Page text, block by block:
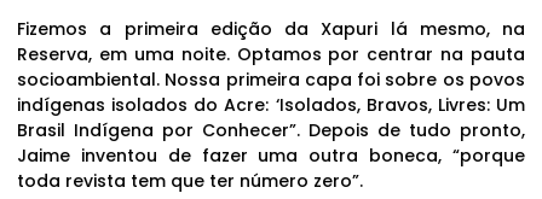
Fizemos a primeira edição da Xapuri lá mesmo, na
Reserva, em uma noite. Optamos por centrar na pauta
socioambiental. Nossa primeira capa foi sobre os povos
indígenas isolados do Acre: ‘Isolados, Bravos, Livres: Um
Brasil Indígena por Conhecer”. Depois de tudo pronto,
Jaime inventou de fazer uma outra boneca, “porque
toda revista tem que ter número zero”.